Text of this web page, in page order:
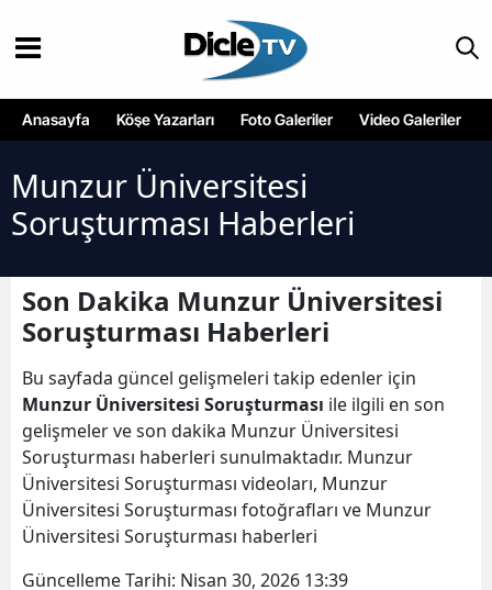
Anasayfa Köşe Yazarları Foto Galeriler Video Galeriler
Munzur Üniversitesi
Soruşturması Haberleri
Son Dakika Munzur Üniversitesi
Soruşturması Haberleri
Bu sayfada güncel gelişmeleri takip edenler için
Munzur Üniversitesi Soruşturması ile ilgili en son
gelişmeler ve son dakika Munzur Üniversitesi
Soruşturması haberleri sunulmaktadır. Munzur
Üniversitesi Soruşturması videoları, Munzur
Üniversitesi Soruşturması fotoğrafları ve Munzur
Üniversitesi Soruşturması haberleri
Güncelleme Tarihi: Nisan 30, 2026 13:39